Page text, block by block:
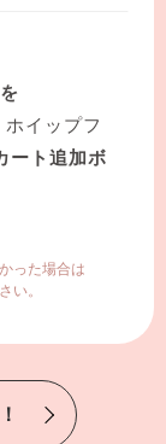
ホイップフ
ート追加ボ
った場合は
い。